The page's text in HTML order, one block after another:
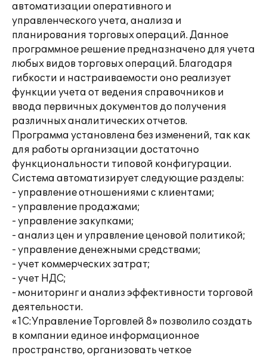
автоматизации оперативного и
управленческого учета, анализа и
планирования торговых операций. Данное
программное решение предназначено для учета
любых видов торговых операций. Благодаря
гибкости и настраиваемости оно реализует
функции учета от ведения справочников и
ввода первичных документов до получения
различных аналитических отчетов.
Программа установлена без изменений, так как
для работы организации достаточно
функциональности типовой конфигурации.
Система автоматизирует следующие разделы:
- управление отношениями с клиентами;
- управление продажами;
- управление закупками;
- анализ цен и управление ценовой политикой;
- управление денежными средствами;
- учет коммерческих затрат;
- учет НДС;
- мониторинг и анализ эффективности торговой
деятельности.
«1С:Управление Торговлей 8» позволило создать
в компании единое информационное
пространство, организовать четкое